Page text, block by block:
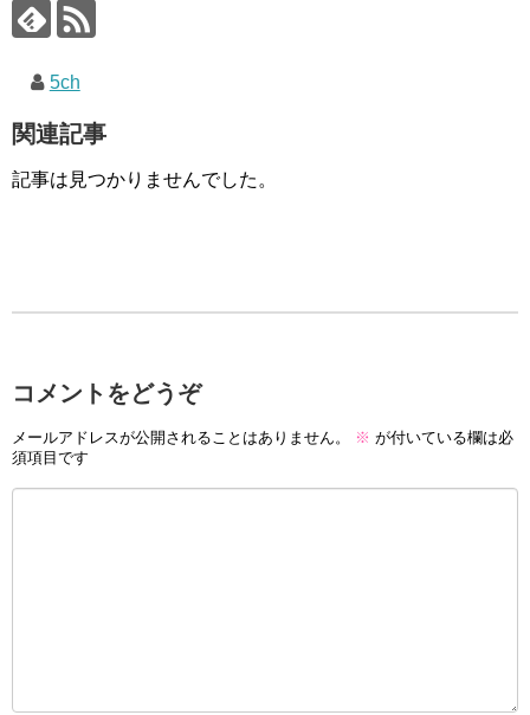
5ch
関連記事
記事は見つかりませんでした。
コメントをどうぞ
メールアドレスが公開されることはありません。 ※ が付いている欄は必
須項目です